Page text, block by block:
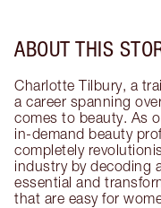
ABOUT THIS
Charlotte Tilbury, a
a career spanning
comes to beauty. As
in-demand beauty
completely
industry by decoding
essential and
that are easy for